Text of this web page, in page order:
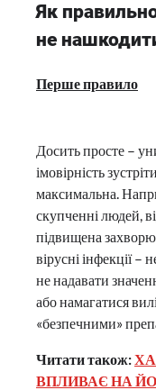
Як
не
Перше правило
Досить просте –
імовірність
максимальна.
скупченні людей,
підвищена
вірусні інфекції –
не надавати
або намагатися
«безпечними»
Читати також:
ВПЛИВАЄ НА